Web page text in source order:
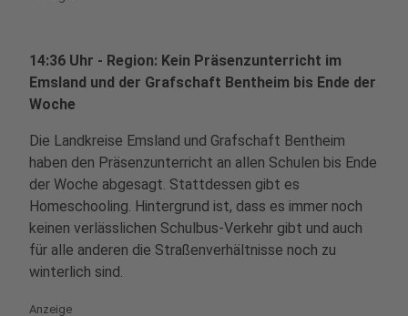
14:36 Uhr - Region: Kein Präsenzunterricht im
Emsland und der Grafschaft Bentheim bis Ende der
Woche
Die Landkreise Emsland und Grafschaft Bentheim
haben den Präsenzunterricht an allen Schulen bis Ende
der Woche abgesagt. Stattdessen gibt es
Homeschooling. Hintergrund ist, dass es immer noch
keinen verlässlichen Schulbus-Verkehr gibt und auch
für alle anderen die Straßenverhältnisse noch zu
winterlich sind.
Anzeige